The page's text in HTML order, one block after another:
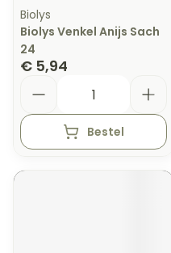
Biolys
Biolys Venkel Anijs Sach
24
€ 5,94
Bestel